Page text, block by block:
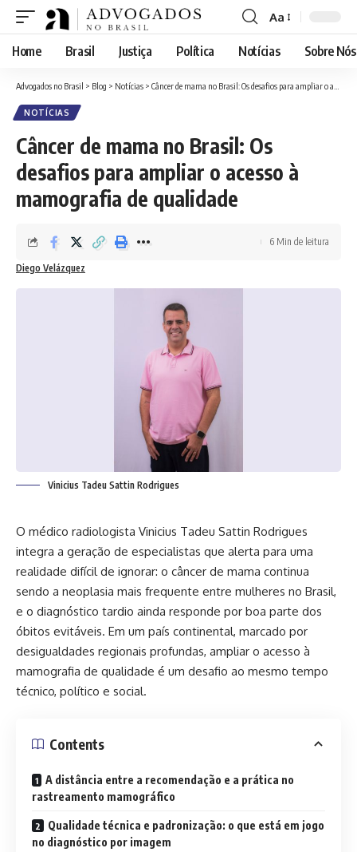
Font
Resizer
Aa
Home Brasil Justiça Política Notícias Sobre Nós
Advogados no Brasil > Blog > Notícias > Câncer de mama no Brasil: Os desafios para ampliar o acesso à mamografia de qualidade
NOTÍCIAS
Câncer de mama no Brasil: Os
desafios para ampliar o acesso à
mamografia de qualidade
Diego Velázquez
6 Min de leitura
Vinicius Tadeu Sattin Rodrigues
O médico radiologista Vinicius Tadeu Sattin Rodrigues
integra a geração de especialistas que alerta para uma
realidade difícil de ignorar: o câncer de mama continua
sendo a neoplasia mais frequente entre mulheres no Brasil,
e o diagnóstico tardio ainda responde por boa parte dos
óbitos evitáveis. Em um país continental, marcado por
desigualdades regionais profundas, ampliar o acesso à
mamografia de qualidade é um desafio ao mesmo tempo
técnico, político e social.
Contents
A distância entre a recomendação e a prática no
rastreamento mamográfico
Qualidade técnica e padronização: o que está em jogo
no diagnóstico por imagem